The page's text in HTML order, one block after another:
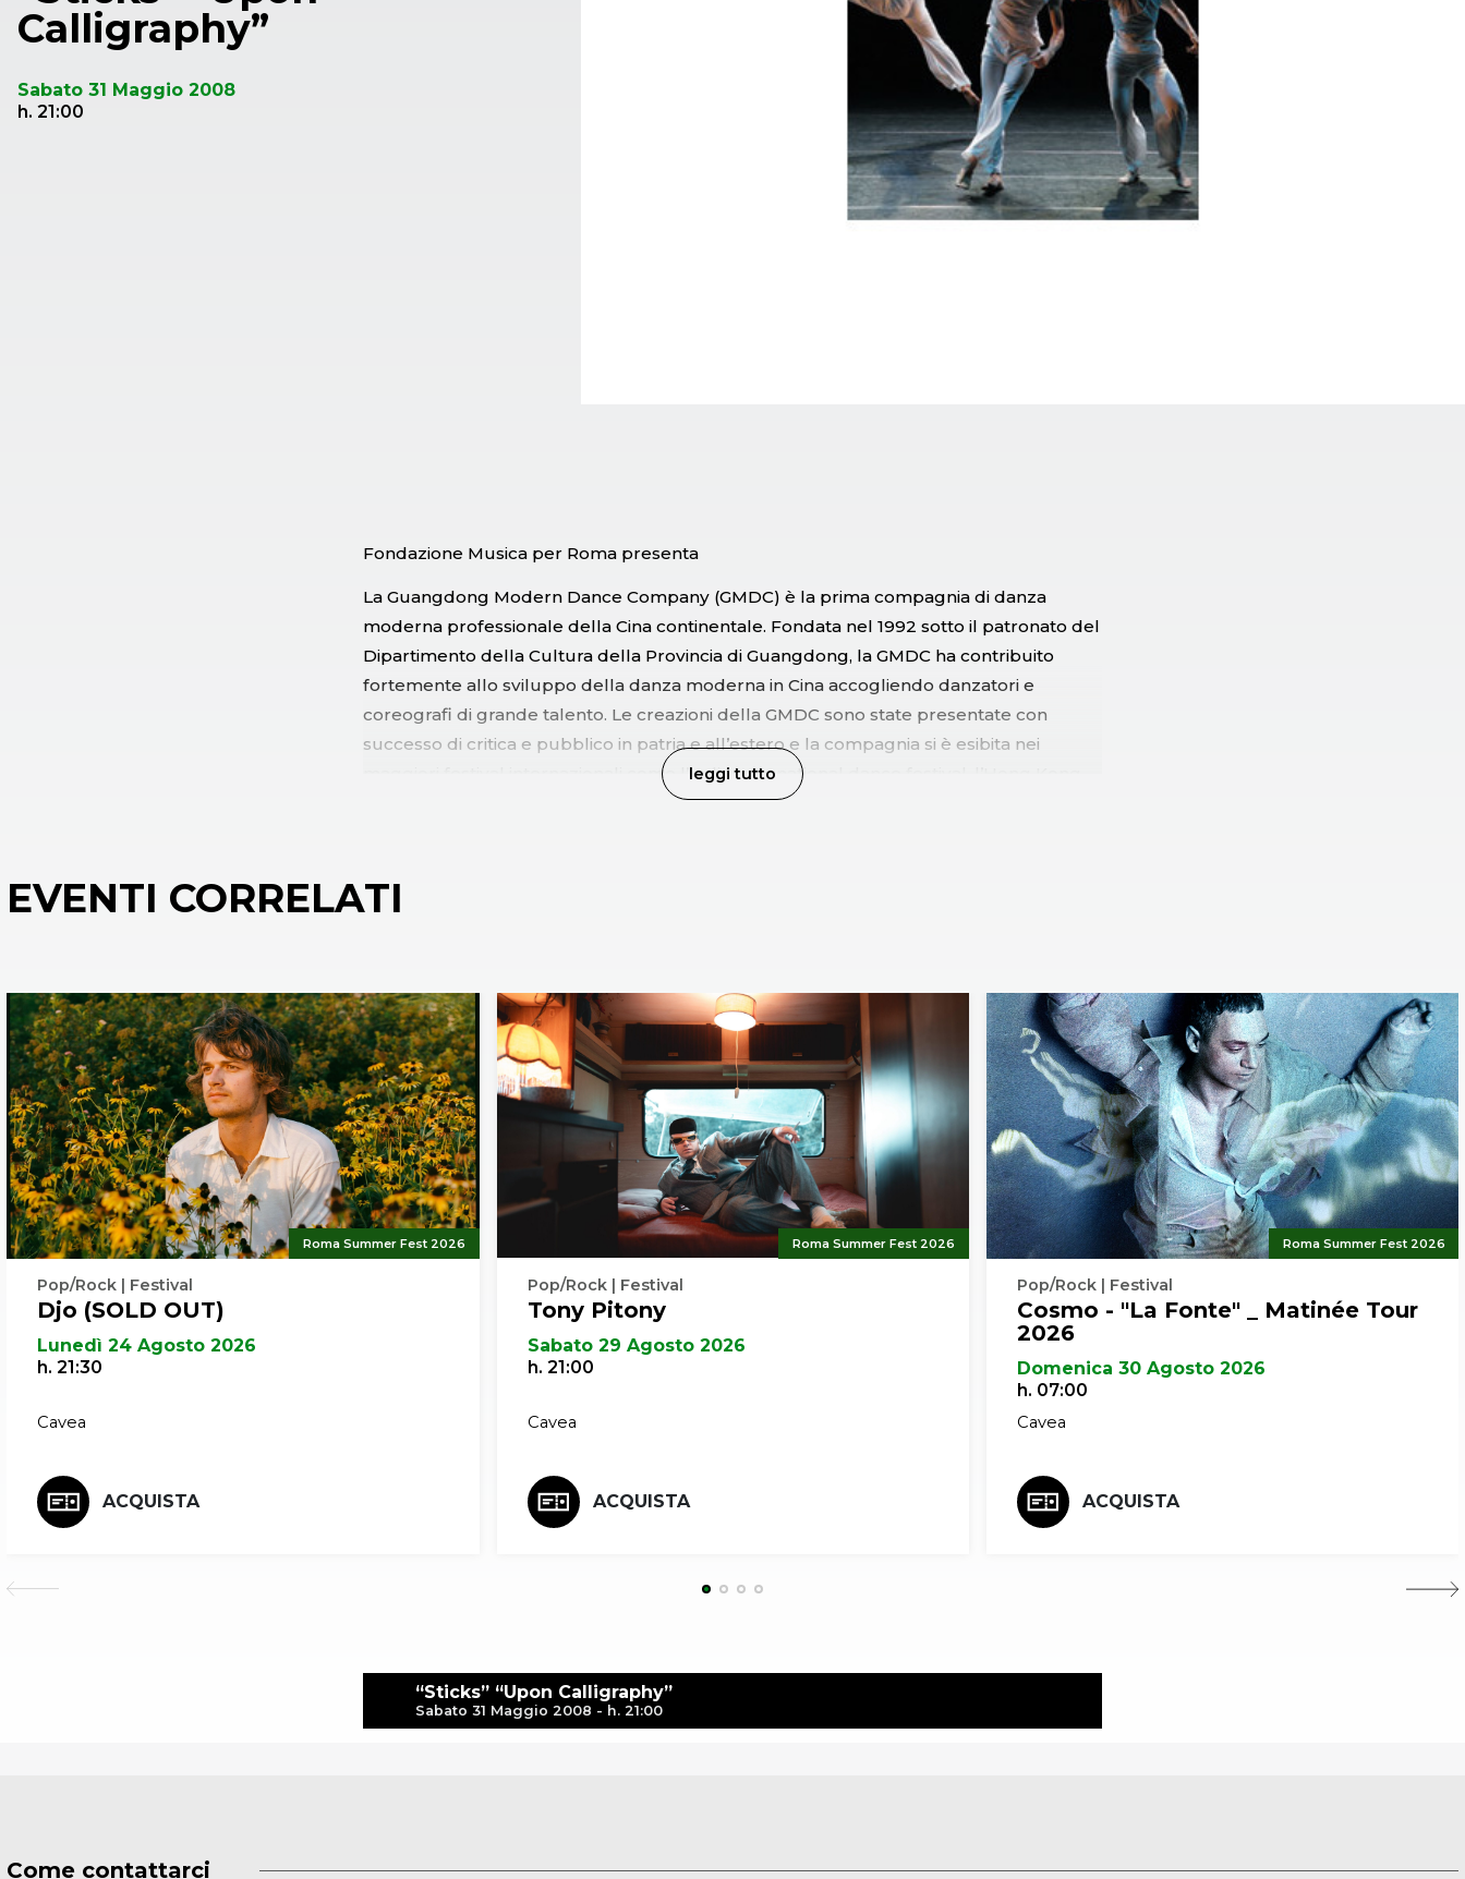
Calligraphy”
Sabato 31 Maggio 2008
h. 21:00
“Sticks” “Upon Calligraphy”
Sabato 31 Maggio 2008 - h. 21:00
Fondazione Musica per Roma presenta
La Guangdong Modern Dance Company (GMDC) è la prima compagnia di danza
moderna professionale della Cina continentale. Fondata nel 1992 sotto il patronato del
Dipartimento della Cultura della Provincia di Guangdong, la GMDC ha contribuito
fortemente allo sviluppo della danza moderna in Cina accogliendo danzatori e
coreografi di grande talento. Le creazioni della GMDC sono state presentate con
successo di critica e pubblico in patria e all’estero e la compagnia si è esibita nei
maggiori festival internazionali come l’India International dance festival, l’Hong Kong
festival of Asian Arts, The Holland dance festival, The International festival of
leggi tutto
EVENTI CORRELATI
Roma Summer Fest 2026
Pop/Rock | Festival
Djo (SOLD OUT)
Lunedì 24 Agosto 2026
h. 21:30
Cavea
ACQUISTA
Roma Summer Fest 2026
Pop/Rock | Festival
Tony Pitony
Sabato 29 Agosto 2026
h. 21:00
Cavea
ACQUISTA
Roma Summer Fest 2026
Pop/Rock | Festival
Cosmo - "La Fonte" _ Matinée Tour
2026
Domenica 30 Agosto 2026
h. 07:00
Cavea
ACQUISTA
Come contattarci